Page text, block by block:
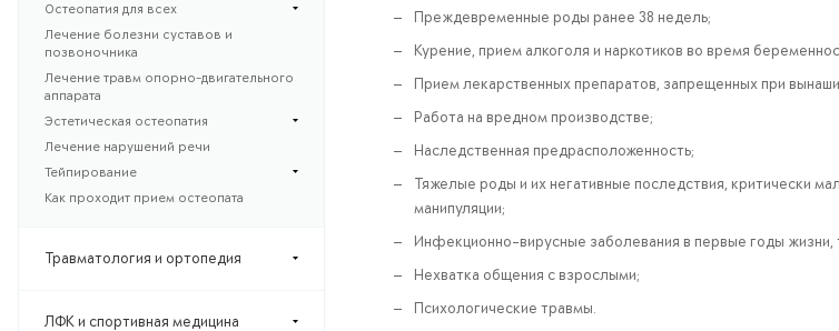
Остеопатия для всех
Лечение болезни суставов и
позвоночника
Лечение травм опорно-двигательного
аппарата
Эстетическая остеопатия
Лечение нарушений речи
Тейпирование
Как проходит прием остеопата
Травматология и ортопедия
ЛФК и спортивная медицина
Преждевременные роды ранее 38 недель;
Курение, прием алкоголя и наркотиков во время
Прием лекарственных препаратов, запрещенных при
Работа на вредном производстве;
Наследственная предрасположенность;
Тяжелые роды и их негативные последствия, критически
манипуляции;
Инфекционно-вирусные заболевания в первые годы жизни,
Нехватка общения с взрослыми;
Психологические травмы.